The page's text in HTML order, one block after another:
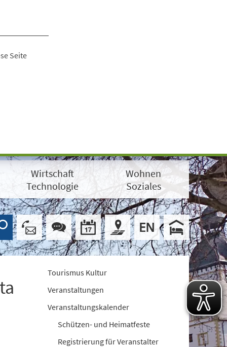
Seite
Wirtschaft
Technologie
Wohnen
Soziales
Tourismus Kultur
Veranstaltungen
Veranstaltungskalender
Schützen- und Heimatfeste
Registrierung für Veranstalter